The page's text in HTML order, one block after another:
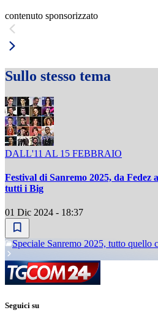
contenuto sponsorizzato
Sullo stesso tema
DALL'11 AL 15 FEBBRAIO
Festival di Sanremo 2025, da Fedez
tutti i Big
01 Dic 2024 - 18:37
Speciale Sanremo 2025, tutto quello
Seguici su